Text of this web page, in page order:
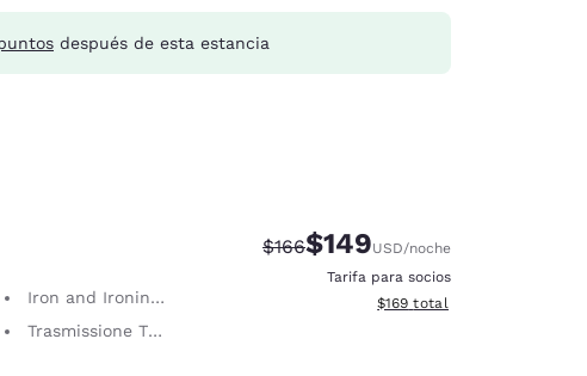
después de esta estancia
Iron and Ironing Board
Trasmissione TV wireless
Precio tachado:
$166Precio con descuento:
$149USD/noche
Tarifa para socios
Ver detalles del total
$169 total